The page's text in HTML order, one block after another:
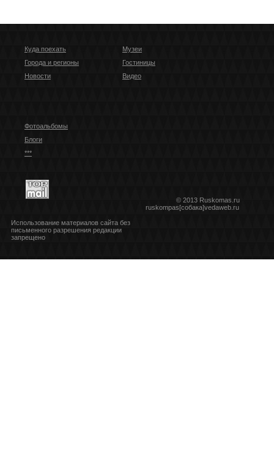
Куда поехать
Города и регионы
Новости
Музеи
Гостиницы
Видео
Фотоальбомы
Блоги
***
© 2013 Ruskomas.ru
ruskompas[собака]vedaweb.ru
Использование материалов сайта без
письменного разрешения редакции
запрещено